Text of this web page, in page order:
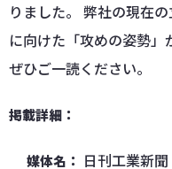
りました。 弊社の現在
に向けた「攻めの姿勢」
ぜひご一読ください。
掲載詳細：
媒体名： 日刊工業新聞